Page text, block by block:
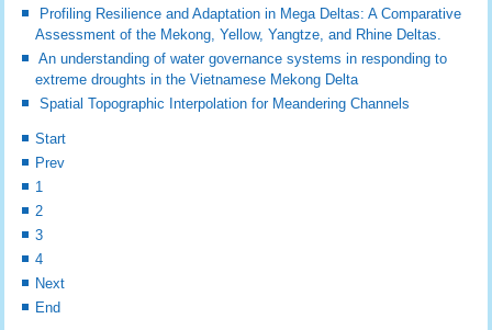
Profiling Resilience and Adaptation in Mega Deltas: A Comparative
Assessment of the Mekong, Yellow, Yangtze, and Rhine Deltas.
An understanding of water governance systems in responding to
extreme droughts in the Vietnamese Mekong Delta
Spatial Topographic Interpolation for Meandering Channels
Start
Prev
1
2
3
4
Next
End